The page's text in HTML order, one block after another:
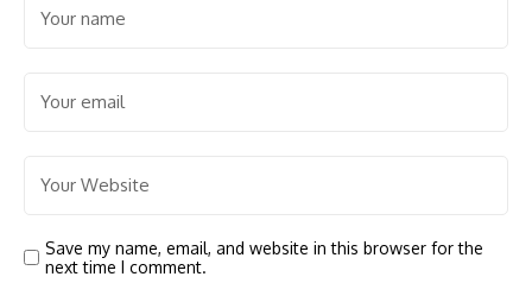
Save my name, email, and website in this browser for the
next time I comment.